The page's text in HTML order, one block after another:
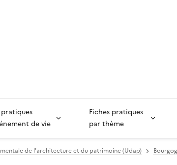
pratiques
de vie
Fiches pratiques
par thème
de l'architecture et du patrimoine (Udap)